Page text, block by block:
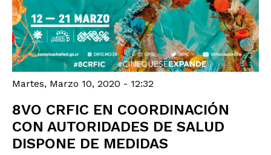
Martes, Marzo 10, 2020 - 12:32
8VO CRFIC EN COORDINACIÓN
CON AUTORIDADES DE SALUD
DISPONE DE MEDIDAS